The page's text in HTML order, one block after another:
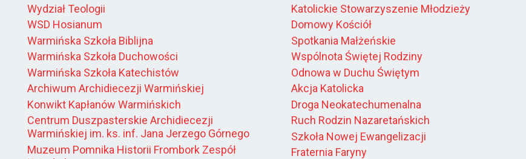
Wydział Teologii
WSD Hosianum
Warmińska Szkoła Biblijna
Warmińska Szkoła Duchowości
Warmińska Szkoła Katechistów
Archiwum Archidiecezji Warmińskiej
Konwikt Kapłanów Warmińskich
Centrum Duszpasterskie Archidiecezji
Warmińskiej im. ks. inf. Jana Jerzego Górnego
Muzeum Pomnika Historii Frombork Zespół
Katolickie Stowarzyszenie Młodzieży
Domowy Kościół
Spotkania Małżeńskie
Wspólnota Świętej Rodziny
Odnowa w Duchu Świętym
Akcja Katolicka
Droga Neokatechumenalna
Ruch Rodzin Nazaretańskich
Szkoła Nowej Ewangelizacji
Fraternia Faryny